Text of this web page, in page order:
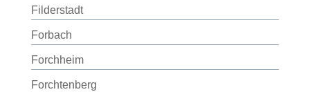
Filderstadt
Forbach
Forchheim
Forchtenberg